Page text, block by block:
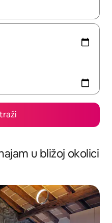
ćete ih pregledati
u bližoj okolici